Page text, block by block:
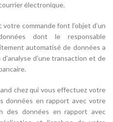
électronique.
commande font l’objet d’un
dont le responsable
automatisé de données a
d’une transaction et de
chez qui vous effectuez votre
données en rapport avec votre
des données en rapport avec